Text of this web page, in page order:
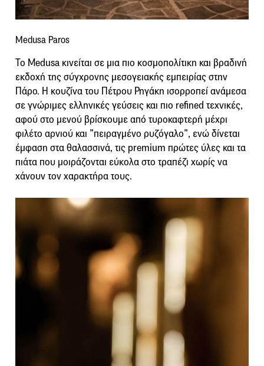
Medusa Paros
Το Medusa κινείται σε μια πιο κοσμοπολίτικη και βραδινή
εκδοχή της σύγχρονης μεσογειακής εμπειρίας στην
Πάρο. Η κουζίνα του Πέτρου Ρηγάκη ισορροπεί ανάμεσα
σε γνώριμες ελληνικές γεύσεις και πιο refined τεχνικές,
αφού στο μενού βρίσκουμε από τυροκαφτερή μέχρι
φιλέτο αρνιού και ”πειραγμένο ρυζόγαλο”, ενώ δίνεται
έμφαση στα θαλασσινά, τις premium πρώτες ύλες και τα
πιάτα που μοιράζονται εύκολα στο τραπέζι χωρίς να
χάνουν τον χαρακτήρα τους.